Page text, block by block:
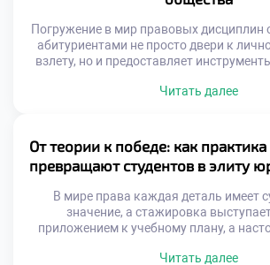
Погружение в мир правовых дисциплин
абитуриентами не просто двери к
взлету, но и предоставляет
постигающие тонкости
отстаивать верховенство закона.
осознанное обучение в московском
тем самым надежным трамплином,
Читать далее
От теории к победе: как
превращают студентов в элиту
В мире права каждая деталь имеет
значение, а стажировка
приложением к учебному плану, а
реальную правовую средуЧитать далее